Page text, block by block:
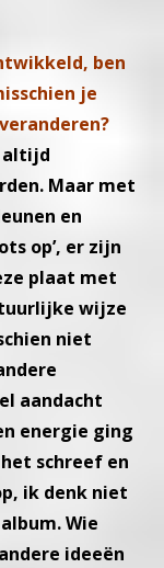
ben
je
altijd
Maar met
en
op’, er zijn
plaat met
wijze
niet
aandacht
energie ging
schreef en
ik denk niet
Wie
ideeën